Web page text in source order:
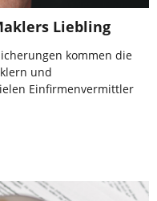
Liebling
kommen die
und
Einfirmenvermittler